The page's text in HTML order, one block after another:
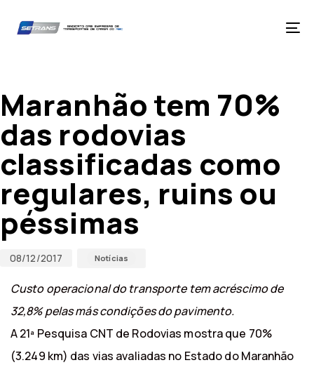
primary
Maranhão tem 70%
das rodovias
classificadas como
regulares, ruins ou
péssimas
08/12/2017 Notícias
Custo operacional do transporte tem acréscimo de
32,8% pelas más condições do pavimento.
A 21ª Pesquisa CNT de Rodovias mostra que 70%
(3.249 km) das vias avaliadas no Estado do Maranhão